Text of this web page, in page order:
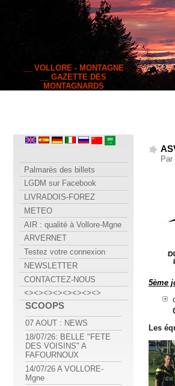
__ VOLLORE - MONTAGNE
__ GAZETTE DES
MONTAGNARDS
5ème
Les
Palmarès des billets
LGDM sur Facebook
LIVRADOIS-FOREZ
METEO
AIR : qualité à Vollore-Mgne
ARVERNET
Testez votre connexion
NEWSLETTER
CONTACTEZ-NOUS
<><><><><><><><>
SCOOPS
07 AOUT : NEWS
18/07/26: BELLE "FETE
DES VOISINS" A
FAFOURNOUX
14/07/26 A VOLLORE-
Mgne